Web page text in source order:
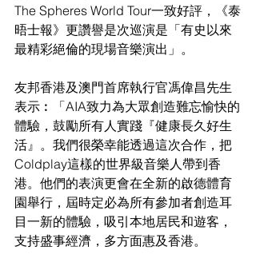
The Spheres World Tour一致好評，《泰
晤士報》更讚譽是次巡演是「有史以來
最精彩絕倫的現場音樂演出」。
友邦香港及澳門首席執行官馮偉昌先生
表示︰「AIA致力為大眾創造難忘愉快的
體驗，鼓勵所有人實踐『健康長久好生
活』。我們很榮幸能透過這次合作，把
Coldplay這樣的世界級音樂人帶到香
港。他們的表演更會在全新的啟德體育
園舉行，屆時定必為所有參加者創造耳
目一新的體驗，吸引本地居民和遊客，
支持盛事經濟，多方面惠及香港。